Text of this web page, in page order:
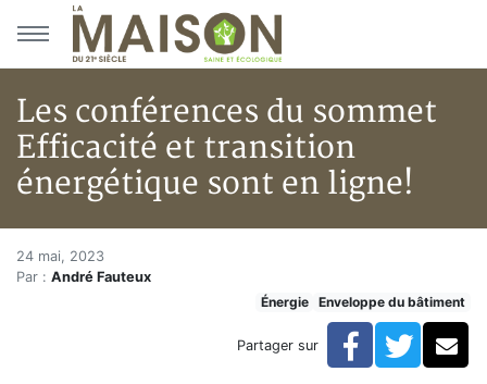
Aller au menu principal
Aller au contenu principal
Les conférences du sommet
Efficacité et transition
énergétique sont en ligne!
Accueil
Articles
Les conférences du sommet Efficacité et transition
Les conférences du sommet
24 mai, 2023
Par : André Fauteux
Énergie
Enveloppe du bâtiment
Partager sur Facebook